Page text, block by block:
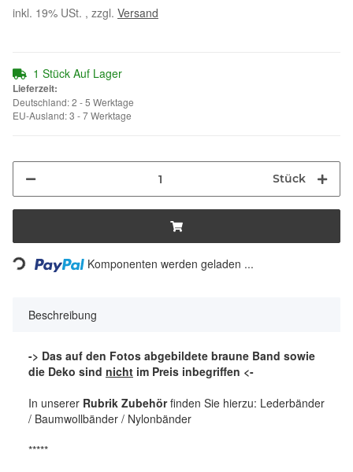
inkl. 19% USt. , zzgl. Versand
1 Stück Auf Lager
Lieferzeit:
Deutschland: 2 - 5 Werktage
EU-Ausland: 3 - 7 Werktage
Stück
Loading... Komponenten werden geladen ...
Beschreibung
-> Das auf den Fotos abgebildete braune Band sowie
die Deko sind nicht im Preis inbegriffen <-
In unserer Rubrik Zubehörfinden Sie hierzu: Lederbänder
/ Baumwollbänder / Nylonbänder
*****